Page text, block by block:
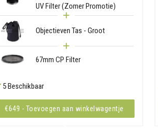
UV Filter (Zomer Promotie)
Objectieven Tas - Groot
67mm CP Filter
5 Beschikbaar
€649 - Toevoegen aan winkelwagentje